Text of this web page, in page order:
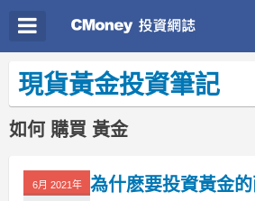
現貨黃金投資筆記
如何 購買 黃金
6月 2021年
為什麽要投資黃金